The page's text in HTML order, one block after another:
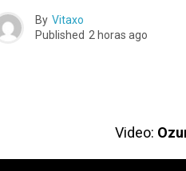
By Vitaxo
Published 2 horas ago
Video: